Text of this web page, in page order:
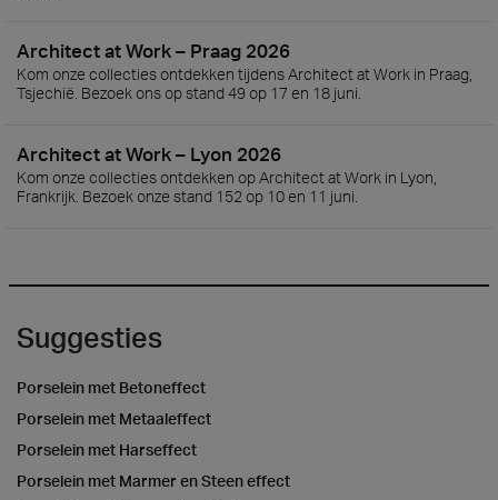
Architect at Work – Praag 2026
Kom onze collecties ontdekken tijdens Architect at Work in Praag,
Tsjechië. Bezoek ons op stand 49 op 17 en 18 juni.
Architect at Work – Lyon 2026
Kom onze collecties ontdekken op Architect at Work in Lyon,
Frankrijk. Bezoek onze stand 152 op 10 en 11 juni.
Suggesties
Porselein met Betoneffect
Porselein met Metaaleffect
Porselein met Harseffect
Porselein met Marmer en Steen effect